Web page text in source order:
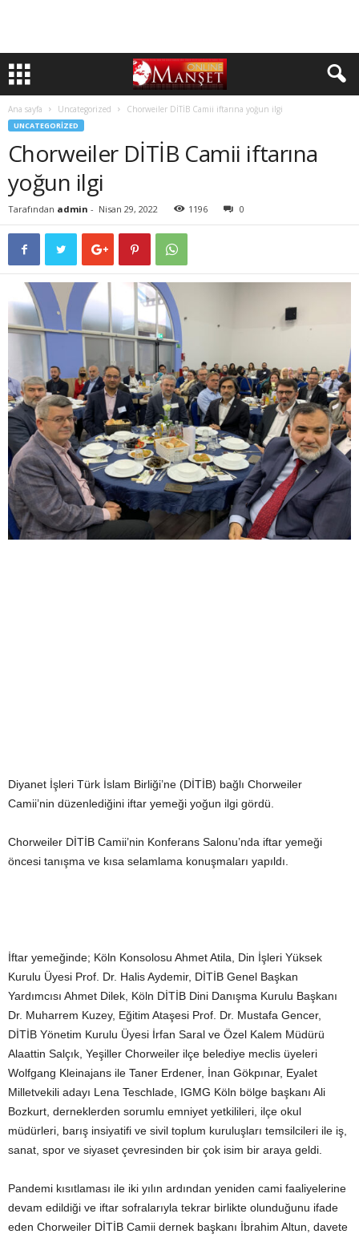
Ana sayfa Uncategorized Chorweiler DİTİB Camii iftarına yoğun ilgi
UNCATEGORIZED
Chorweiler DİTİB Camii iftarına
yoğun ilgi
Tarafından admin - Nisan 29, 2022 1196 0
Diyanet İşleri Türk İslam Birliği’ne (DİTİB) bağlı Chorweiler
Camii’nin düzenlediğini iftar yemeği yoğun ilgi gördü.
Chorweiler DİTİB Camii’nin Konferans Salonu’nda iftar yemeği
öncesi tanışma ve kısa selamlama konuşmaları yapıldı.
İftar yemeğinde; Köln Konsolosu Ahmet Atila, Din İşleri Yüksek
Kurulu Üyesi Prof. Dr. Halis Aydemir, DİTİB Genel Başkan
Yardımcısı Ahmet Dilek, Köln DİTİB Dini Danışma Kurulu Başkanı
Dr. Muharrem Kuzey, Eğitim Ataşesi Prof. Dr. Mustafa Gencer,
DİTİB Yönetim Kurulu Üyesi İrfan Saral ve Özel Kalem Müdürü
Alaattin Salçık, Yeşiller Chorweiler ilçe belediye meclis üyeleri
Wolfgang Kleinajans ile Taner Erdener, İnan Gökpınar, Eyalet
Milletvekili adayı Lena Teschlade, IGMG Köln bölge başkanı Ali
Bozkurt, derneklerden sorumlu emniyet yetkilileri, ilçe okul
müdürleri, barış insiyatifi ve sivil toplum kuruluşları temsilcileri ile iş,
sanat, spor ve siyaset çevresinden bir çok isim bir araya geldi.
Pandemi kısıtlaması ile iki yılın ardından yeniden cami faaliyelerine
devam edildiği ve iftar sofralarıyla tekrar birlikte olunduğunu ifade
eden Chorweiler DİTİB Camii dernek başkanı İbrahim Altun, davete